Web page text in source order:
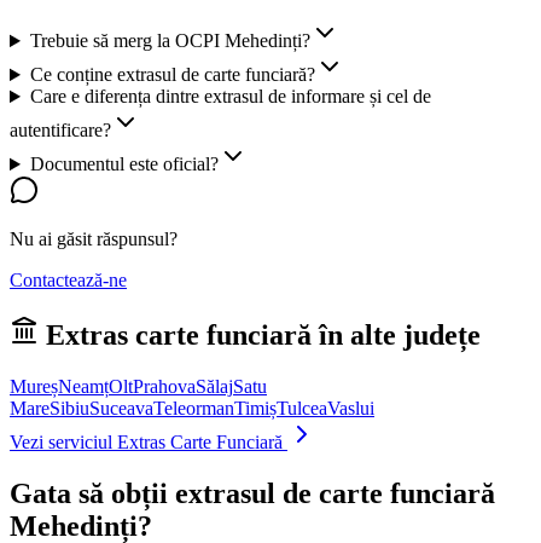
Trebuie să merg la OCPI Mehedinți?
Ce conține extrasul de carte funciară?
Care e diferența dintre extrasul de informare și cel de
autentificare?
Documentul este oficial?
Nu ai găsit răspunsul?
Contactează-ne
Extras carte funciară în alte județe
MureșNeamțOltPrahovaSălajSatu
MareSibiuSuceavaTeleormanTimișTulceaVaslui
Vezi serviciul Extras Carte Funciară
Gata să obții extrasul de carte funciară
Mehedinți?